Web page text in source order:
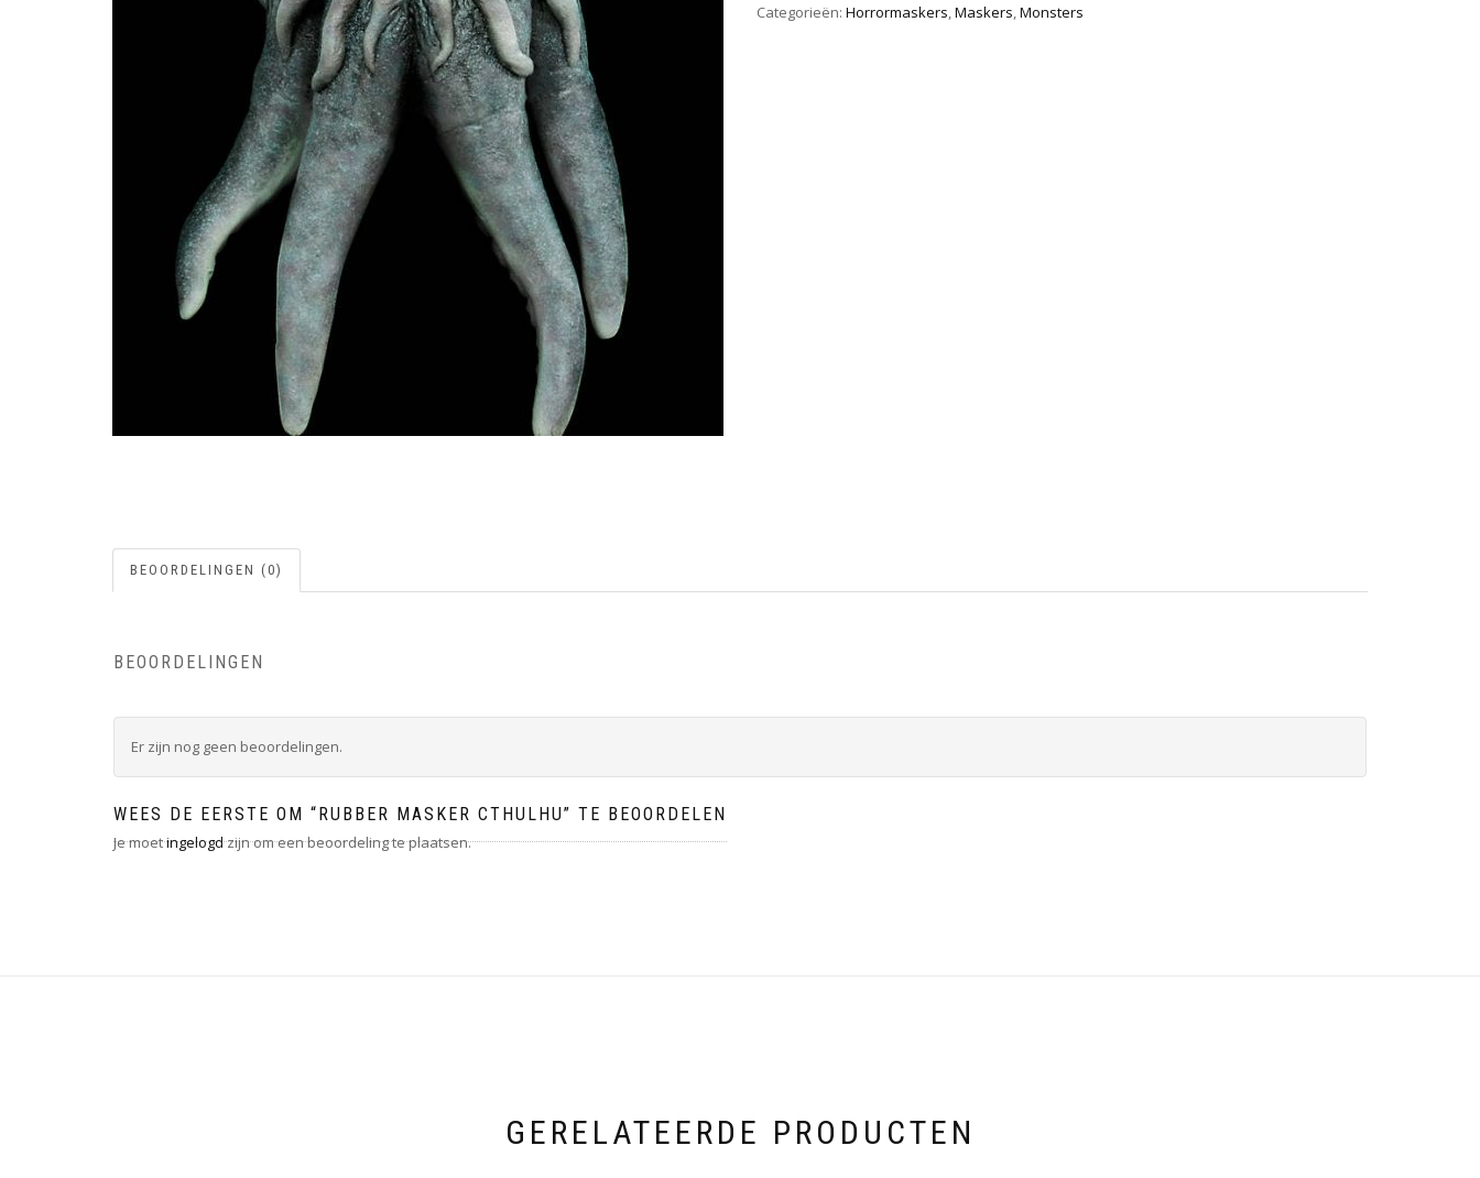
Categorieën: Horrormaskers,Maskers,Monsters
BEOORDELINGEN (0)
BEOORDELINGEN
Er zijn nog geen beoordelingen.
WEES DE EERSTE OM “RUBBER MASKER CTHULHU” TE BEOORDELEN
Je moetingelogdzijn om een beoordeling te plaatsen.
GERELATEERDE PRODUCTEN